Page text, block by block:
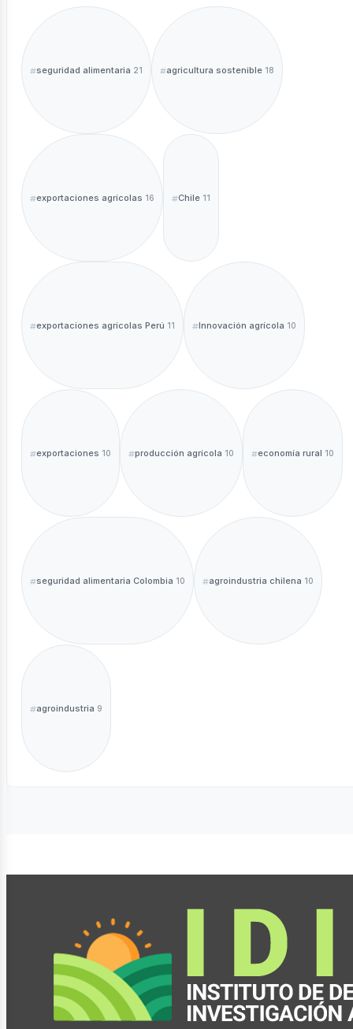
seguridad alimentaria 21 agricultura sostenible 18
exportaciones agrícolas 16 Chile 11
exportaciones agrícolas Perú 11 Innovación agrícola 10
exportaciones 10 producción agrícola 10 economía rural 10
seguridad alimentaria Colombia 10 agroindustria chilena 10
agroindustria 9